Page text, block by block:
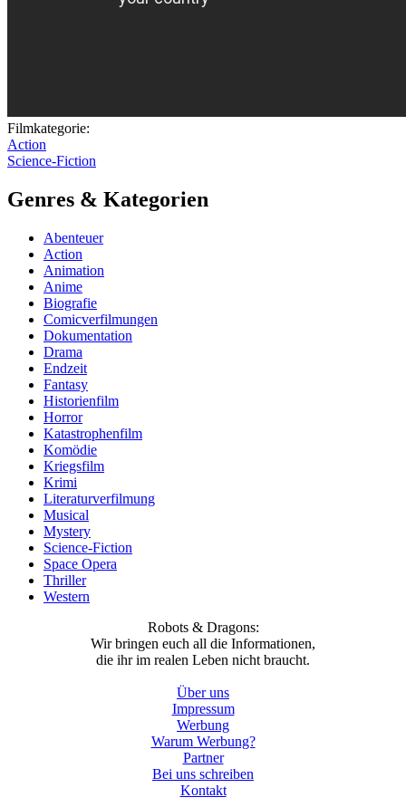
Filmkategorie:
Action
Science-Fiction
Genres & Kategorien
Abenteuer
Action
Animation
Anime
Biografie
Comicverfilmungen
Dokumentation
Drama
Endzeit
Fantasy
Historienfilm
Horror
Katastrophenfilm
Komödie
Kriegsfilm
Krimi
Literaturverfilmung
Musical
Mystery
Science-Fiction
Space Opera
Thriller
Western
Robots & Dragons:
Wir bringen euch all die Informationen,
die ihr im realen Leben nicht braucht.
Über uns
Impressum
Werbung
Warum Werbung?
Partner
Bei uns schreiben
Kontakt